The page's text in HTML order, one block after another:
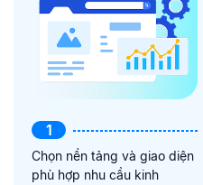
1
Chọn nền tảng và giao diện
phù hợp nhu cầu kinh